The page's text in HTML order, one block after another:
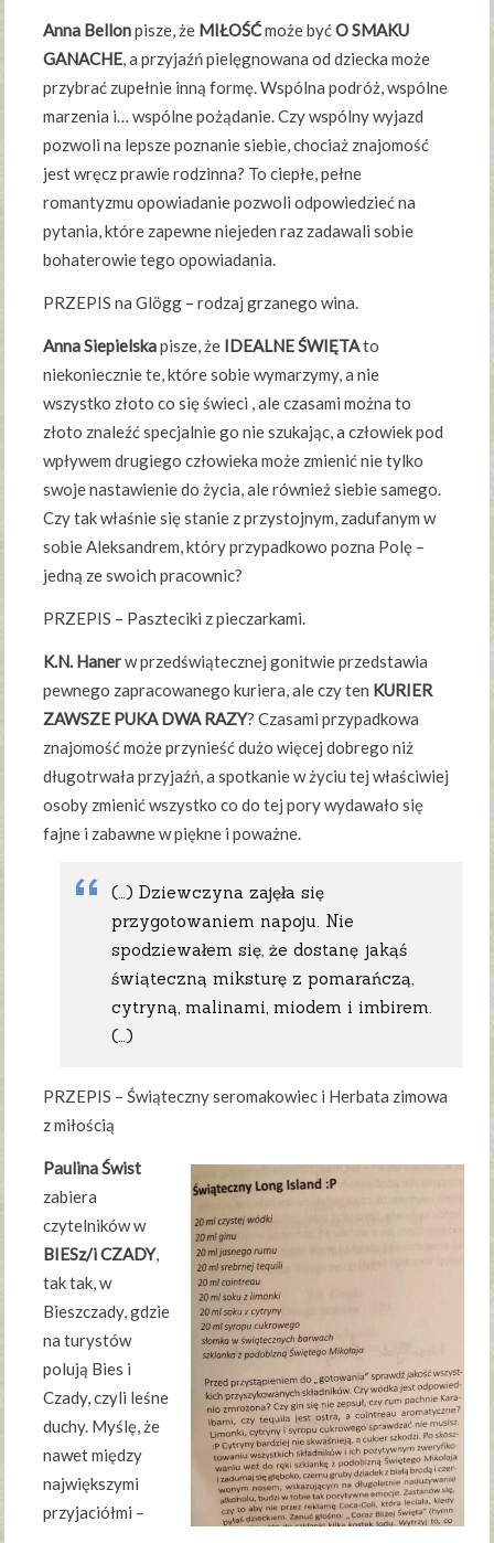
Anna Bellonpisze, że MIŁOŚĆmoże byćO SMAKU
GANACHE, a przyjaźń pielęgnowana od dziecka może
przybrać zupełnie inną formę. Wspólna podróż, wspólne
marzenia i… wspólne pożądanie. Czy wspólny wyjazd
pozwoli na lepsze poznanie siebie, chociaż znajomość
jest wręcz prawie rodzinna? To ciepłe, pełne
romantyzmu opowiadanie pozwoli odpowiedzieć na
pytania, które zapewne niejeden raz zadawali sobie
bohaterowie tego opowiadania.
PRZEPIS na Glögg – rodzaj grzanego wina.
Anna Siepielskapisze, że IDEALNE ŚWIĘTAto
niekoniecznie te, które sobie wymarzymy, a nie
wszystko złoto co się świeci , ale czasami można to
złoto znaleźć specjalnie go nie szukając, a człowiek pod
wpływem drugiego człowieka może zmienić nie tylko
swoje nastawienie do życia, ale również siebie samego.
Czy tak właśnie się stanie z przystojnym, zadufanym w
sobie Aleksandrem, który przypadkowo pozna Polę –
jedną ze swoich pracownic?
PRZEPIS – Paszteciki z pieczarkami.
K.N. Hanerw przedświątecznej gonitwie przedstawia
pewnego zapracowanego kuriera, ale czy ten KURIER
ZAWSZE PUKA DWA RAZY? Czasami przypadkowa
znajomość może przynieść dużo więcej dobrego niż
długotrwała przyjaźń, a spotkanie w życiu tej właściwiej
osoby zmienić wszystko co do tej pory wydawało się
fajne i zabawne w piękne i poważne.
(…) Dziewczyna zajęła się
przygotowaniem napoju. Nie
spodziewałem się, że dostanę jakąś
świąteczną miksturę z pomarańczą,
cytryną, malinami, miodem i imbirem.
(…)
PRZEPIS – Świąteczny seromakowiec i Herbata zimowa
z miłością
Paulina Świst
zabiera
czytelników w
BIESz/i CZADY,
tak tak, w
Bieszczady, gdzie
na turystów
polują Bies i
Czady, czyli leśne
duchy. Myślę, że
nawet między
największymi
przyjaciółmi –